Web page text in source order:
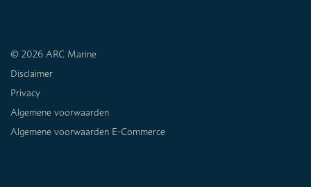
© 2026 ARC Marine
Disclaimer
Privacy
Algemene voorwaarden
Algemene voorwaarden E-Commerce